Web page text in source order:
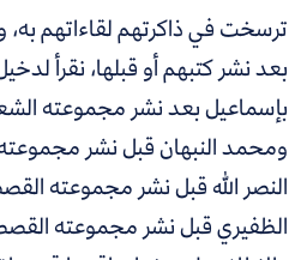
ترسخت في ذاكرتهم لقاءاتهم به،
بعد نشر كتبهم أو قبلها، نقرأ
ومحمد النبهان قبل نشر
النصر الله قبل نشر مجموعته
الظفيري قبل نشر مجموعته